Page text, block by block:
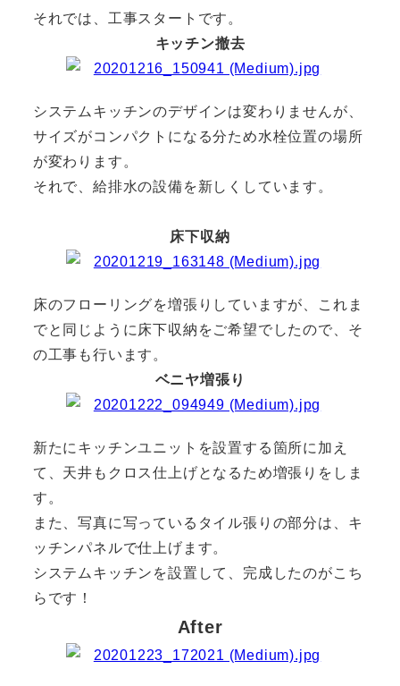
それでは、工事スタートです。
キッチン撤去
システムキッチンのデザインは変わりませんが、
サイズがコンパクトになる分ため水栓位置の場所
が変わります。
それで、給排水の設備を新しくしています。
床下収納
床のフローリングを増張りしていますが、これま
でと同じように床下収納をご希望でしたので、そ
の工事も行います。
ベニヤ増張り
新たにキッチンユニットを設置する箇所に加え
て、天井もクロス仕上げとなるため増張りをしま
す。
また、写真に写っているタイル張りの部分は、キ
ッチンパネルで仕上げます。
システムキッチンを設置して、完成したのがこち
らです！
After